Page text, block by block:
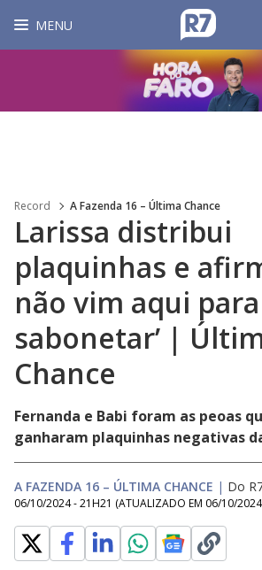
MENU
Record A Fazenda 16 – Última Chance
Larissa distribui
plaquinhas e
não vim aqui para
sabonetar’ |
Chance
Fernanda e Babi foram as peoas
ganharam plaquinhas negativas
A FAZENDA 16 – ÚLTIMA CHANCE | Do
06/10/2024 - 21H21 (ATUALIZADO EM 06/10/